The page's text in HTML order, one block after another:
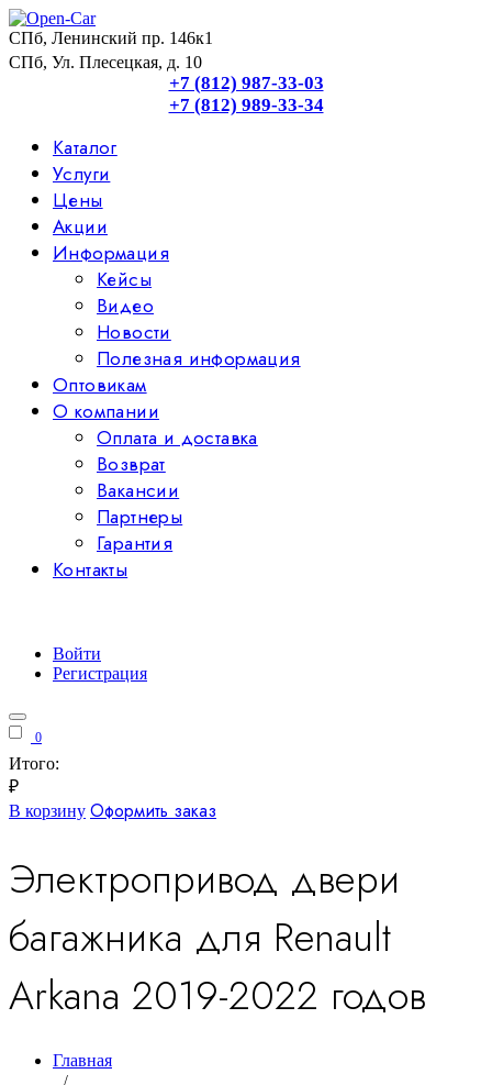
СПб, Ленинский пр. 146к1
СПб, Ул. Плесецкая, д. 10
+7 (812) 987-33-03
+7 (812) 989-33-34
Каталог
Услуги
Цены
Акции
Информация
Кейсы
Видео
Новости
Полезная информация
Оптовикам
О компании
Оплата и доставка
Возврат
Вакансии
Партнеры
Гарантия
Контакты
Войти
Регистрация
0
Итого:
₽
В корзину Оформить заказ
Электропривод двери
багажника для Renault
Arkana 2019-2022 годов
Главная
/